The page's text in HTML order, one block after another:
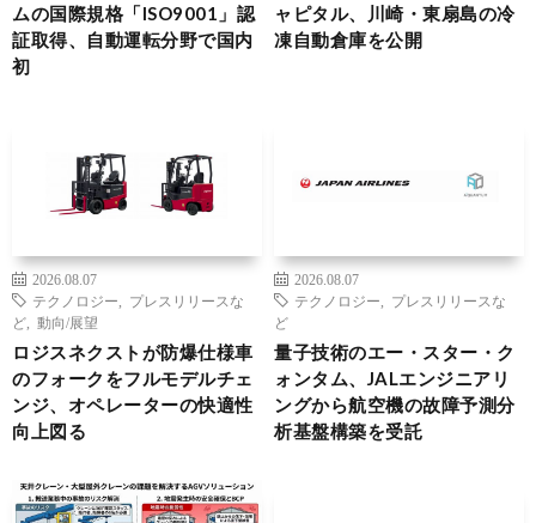
ムの国際規格「ISO9001」認
証取得、自動運転分野で国内
初
ャピタル、川崎・東扇島の冷
凍自動倉庫を公開
2026.08.07
テクノロジー
プレスリリースな
ど
動向/展望
ロジスネクストが防爆仕様車
のフォークをフルモデルチェ
ンジ、オペレーターの快適性
向上図る
2026.08.07
テクノロジー
プレスリリースな
ど
量子技術のエー・スター・ク
ォンタム、JALエンジニアリ
ングから航空機の故障予測分
析基盤構築を受託